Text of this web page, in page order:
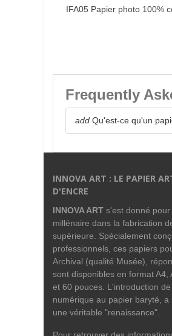
AIMER
IFA05 Papier photo 100%
Frequently
add Qu'est-ce qu'un
INNOVA ART : LE PAPIER
D'ENCRE
INNOVA ART s'est donné
millénaire dans la fabrication
supérieure. Spécialement
professionnels, ces papiers
Archival (qualité Musée),
sont disponibles en format
et 60 pouces. L'introduction
numérique au papier baryté,
une véritable "renaissance".